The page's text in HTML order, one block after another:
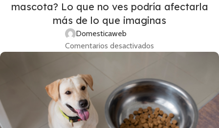
mascota? Lo que no ves podría afectarla
más de lo que imaginas
Domesticaweb
Comentarios desactivados